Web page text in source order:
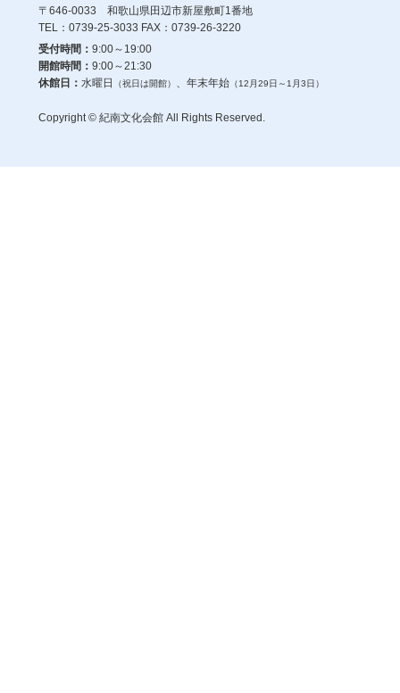
〒646-0033 和歌山県田辺市新屋敷町1番地
TEL：0739-25-3033 FAX：0739-26-3220
受付時間： 9:00～19:00
開館時間： 9:00～21:30
休館日： 水曜日 （祝日は開館） 、年末年始（12月29日～1月3日）
Copyright © 紀南文化会館 All Rights Reserved.